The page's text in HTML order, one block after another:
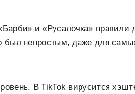
и «Русалочка» правили
был непростым, даже для
В TikTok вирусится